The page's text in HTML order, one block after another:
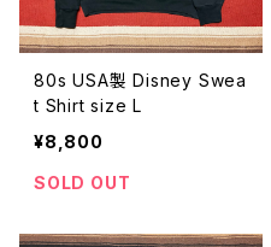
80s USA製 Disney Swea
t Shirt size L
¥8,800
SOLD OUT